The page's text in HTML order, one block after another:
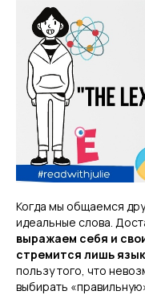
Когда мы общаемся
идеальные слова.
выражаем себя и
стремится лишь
пользу того, что
выбирать